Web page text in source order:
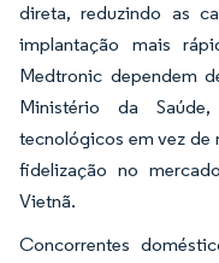
direta, reduzindo as
implantação mais
Medtronic dependem
Ministério da
tecnológicos em vez de
fidelização no
Vietnã.
Concorrentes